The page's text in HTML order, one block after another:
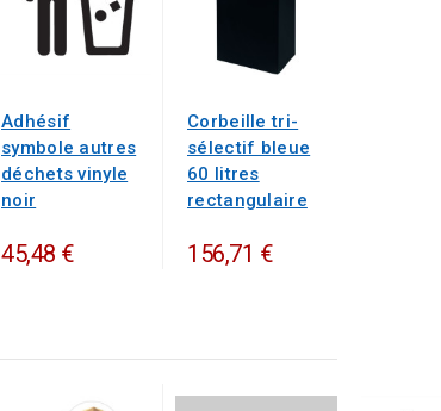
Adhésif
symbole autres
déchets vinyle
noir
45,48 €
Corbeille tri-
sélectif bleue
60 litres
rectangulaire
156,71 €